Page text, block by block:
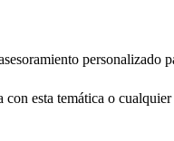
personalizado
esta temática o